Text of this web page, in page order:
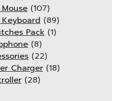
(107)
(89)
Pack (1)
(8)
(22)
Charger (18)
(28)